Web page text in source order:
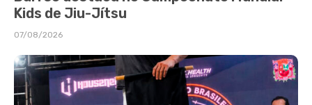
Kids de Jiu-Jítsu
07/08/2026